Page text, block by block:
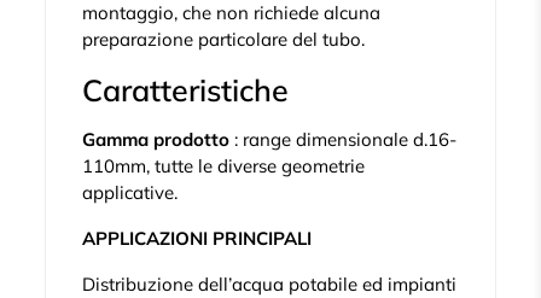
montaggio, che non richiede alcuna
preparazione particolare del tubo.
Caratteristiche
Gamma prodotto : range dimensionale d.16-
110mm, tutte le diverse geometrie
applicative.
APPLICAZIONI PRINCIPALI
Distribuzione dell’acqua potabile ed impianti